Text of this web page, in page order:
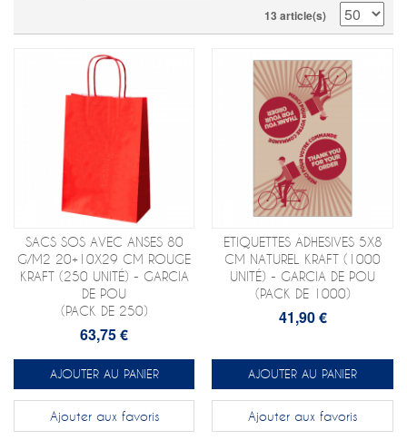
13 article(s)
SACS SOS AVEC ANSES 80
G/M2 20+10X29 CM ROUGE
KRAFT (250 UNITÉ) - GARCIA
DE POU
(PACK DE 250)
63,75 €
AJOUTER AU PANIER
Ajouter aux favoris
ETIQUETTES ADHESIVES 5X8
CM NATUREL KRAFT (1000
UNITÉ) - GARCIA DE POU
(PACK DE 1000)
41,90 €
AJOUTER AU PANIER
Ajouter aux favoris